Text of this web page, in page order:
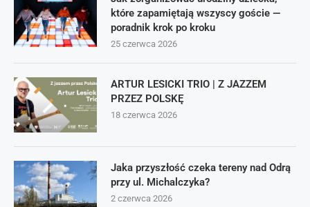
które zapamiętają wszyscy goście —
poradnik krok po kroku
25 czerwca 2026
ARTUR LESICKI TRIO | Z JAZZEM
PRZEZ POLSKĘ
18 czerwca 2026
Jaka przyszłość czeka tereny nad Odrą
przy ul. Michalczyka?
2 czerwca 2026